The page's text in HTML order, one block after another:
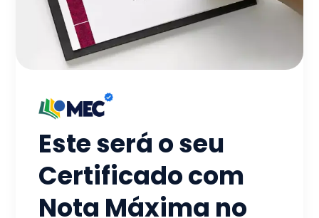
Este será o seu
Certificado com
Nota Máxima no